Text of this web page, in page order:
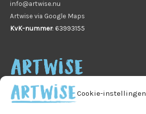
Cookie-instellingen
info@artwise.nu
Artwise via Google Maps
KvK-nummer: 63993155